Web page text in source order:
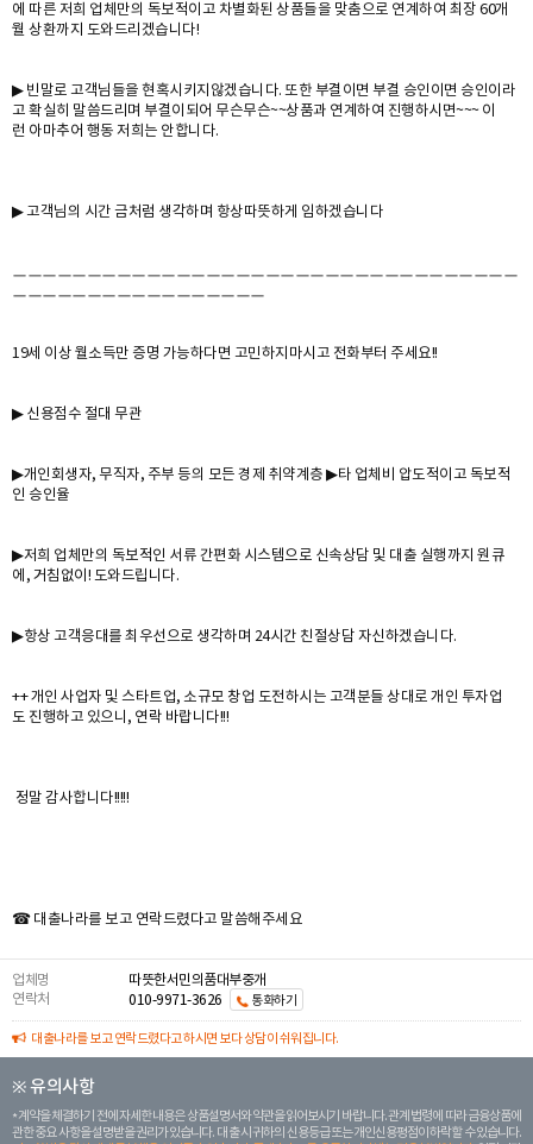
에 따른 저희 업체만의 독보적이고 차별화된 상품들을 맞춤으로 연계하여 최장 60개
월 상환까지 도와드리겠습니다!
▶ 빈말로 고객님들을 현혹시키지않겠습니다. 또한 부결이면 부결 승인이면 승인이라
고 확실히 말씀드리며 부결이되어 무슨무슨~~상품과 연계하여 진행하시면~~~ 이
런 아마추어 행동 저희는 안합니다.
▶ 고객님의 시간 금처럼 생각하며 항상따뜻하게 임하겠습니다
ㅡㅡㅡㅡㅡㅡㅡㅡㅡㅡㅡㅡㅡㅡㅡㅡㅡㅡㅡㅡㅡㅡㅡㅡㅡㅡㅡㅡㅡㅡㅡㅡㅡㅡ
ㅡㅡㅡㅡㅡㅡㅡㅡㅡㅡㅡㅡㅡㅡㅡㅡㅡ
19세 이상 월소득만 증명 가능하다면 고민하지마시고 전화부터 주세요!!
▶ 신용점수 절대 무관
▶개인회생자, 무직자, 주부 등의 모든 경제 취약계층 ▶타 업체비 압도적이고 독보적
인 승인율
▶저희 업체만의 독보적인 서류 간편화 시스템으로 신속상담 및 대출 실행까지 원큐
에, 거침없이! 도와드립니다.
▶항상 고객응대를 최우선으로 생각하며 24시간 친절상담 자신하겠습니다.
++ 개인 사업자 및 스타트업, 소규모 창업 도전하시는 고객분들 상대로 개인 투자업
도 진행하고 있으니, 연락 바랍니다!!!
정말 감사합니다!!!!!
☎ 대출나라를 보고 연락드렸다고 말씀해주세요
업체명
따뜻한서민의품대부중개
연락처
010-9971-3626 통화하기
대출나라를 보고 연락드렸다고 하시면 보다 상담이 쉬워집니다.
※ 유의사항
계약을 체결하기 전에 자세한 내용은 상품설명서와 약관을 읽어보시기 바랍니다. 관계 법령에 따라 금융상품에
관한 중요 사항을 설명받을 권리가 있습니다. 대 출 시 귀하의 신용등급 또는 개인신용평점이 하락할 수 있습니다.